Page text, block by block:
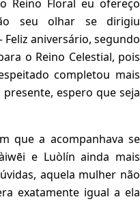
Reino Floral eu ofereço
seu olhar se dirigiu
aniversário, segundo
o Reino Celestial, pois
completou mais
espero que seja
que a acompanhava se
e Luòlín ainda mais
aquela mulher não
exatamente igual a ela